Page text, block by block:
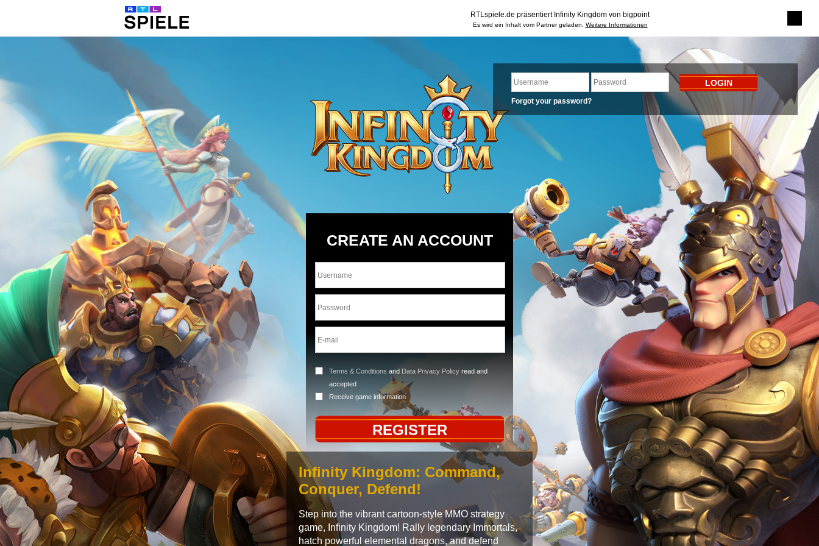
RTLspiele.de präsentiert Infinity Kingdom von bigpoint
Es wird ein Inhalt vom Partner geladen. Weitere Informationen